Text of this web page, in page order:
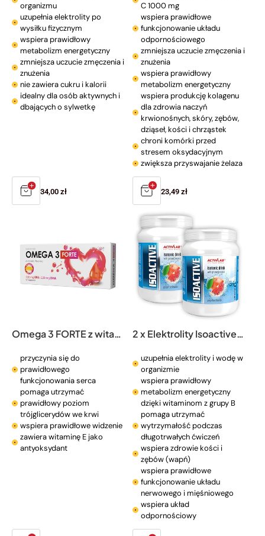
organizmu
uzupełnia elektrolity po
wysiłku fizycznym
wspiera prawidłowy
metabolizm energetyczny
zmniejsza uczucie zmęczenia i
znużenia
nie zawiera cukru i kalorii
idealny dla osób aktywnych i
dbających o sylwetkę
Cena
34,00 zł
C 1000 mg
wspiera prawidłowe
funkcjonowanie układu
odpornościowego
zmniejsza uczucie zmęczenia i
znużenia
wspiera prawidłowy
metabolizm energetyczny
wspiera produkcję kolagenu
dla zdrowia naczyń
krwionośnych, skóry, zębów,
dziąseł, kości i chrząstek
chroni komórki przed
stresem oksydacyjnym
zwiększa przyswajanie żelaza
Cena
23,49 zł
Omega 3 FORTE z witaminą E
przyczynia się do
prawidłowego
funkcjonowania serca
pomaga utrzymać
prawidłowy poziom
trójglicerydów we krwi
wspiera prawidłowe widzenie
zawiera witaminę E jako
antyoksydant
2 x Elektrolity Isoactive 630 g
uzupełnia elektrolity i wodę w
organizmie
wspiera prawidłowy
metabolizm energetyczny
dzięki witaminom z grupy B
pomaga utrzymać
wytrzymałość podczas
długotrwałych ćwiczeń
wspiera zdrowie kości i
zębów (wapń)
wspiera prawidłowe
funkcjonowanie układu
nerwowego i mięśniowego
wspiera układ
odpornościowy